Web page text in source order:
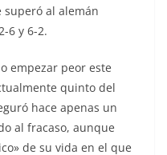
superó al alemán
6 y 6-2.
empezar peor este
quinto del
hace apenas un
al fracaso, aunque
de su vida en el que